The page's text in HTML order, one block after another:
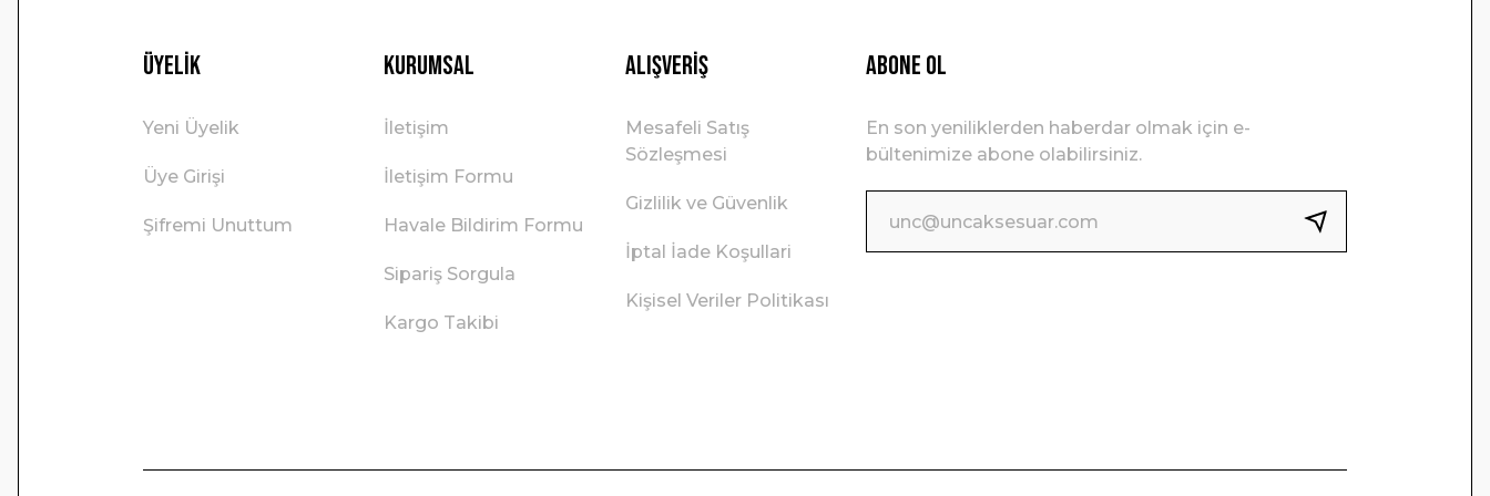
Üyelik
Yeni Üyelik
Üye Girişi
Şifremi Unuttum
Kurumsal
İletişim
İletişim Formu
Havale Bildirim Formu
Sipariş Sorgula
Kargo Takibi
Alışveriş
Mesafeli Satış
Sözleşmesi
Gizlilik ve Güvenlik
İptal İade Koşullari
Kişisel Veriler Politikası
ABONE OL
En son yeniliklerden haberdar olmak için e-
bültenimize abone olabilirsiniz.